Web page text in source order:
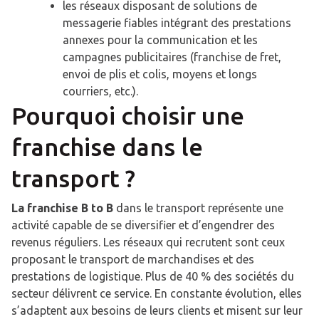
les réseaux disposant de solutions de
messagerie fiables intégrant des prestations
annexes pour la communication et les
campagnes publicitaires (franchise de fret,
envoi de plis et colis, moyens et longs
courriers, etc.).
Pourquoi choisir une
franchise dans le
transport ?
La franchise B to B dans le transport représente une
activité capable de se diversifier et d’engendrer des
revenus réguliers. Les réseaux qui recrutent sont ceux
proposant le transport de marchandises et des
prestations de logistique. Plus de 40 % des sociétés du
secteur délivrent ce service. En constante évolution, elles
s’adaptent aux besoins de leurs clients et misent sur leur